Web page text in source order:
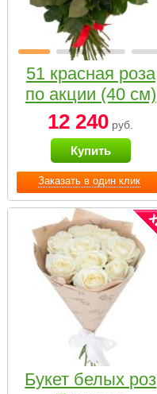
Заказать в один клик
51 красная роза
по акции (40 см)
12 240 руб.
Купить
Букет белых роз